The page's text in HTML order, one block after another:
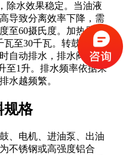
除水效果稳定。当油液
导致分离效率下降，需
至60摄氏度。加热器功
至30千瓦。转鼓内部设
自动排水，排水阀口径
至1升。排水频率依据来
水越频繁。
规格
、电机、进油泵、出油
不锈钢或高强度铝合